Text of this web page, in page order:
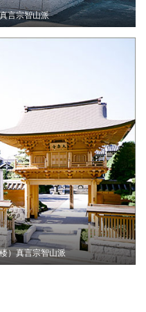
言宗智山派
）真言宗智山派